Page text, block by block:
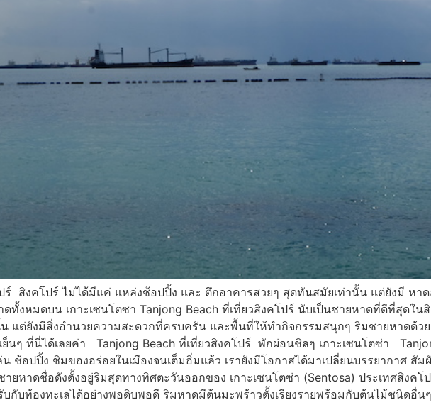
ร์ สิงคโปร์ ไม่ได้มีแค่ แหล่งช้อปปิ้ง และ ตึกอาคารสวยๆ สุดทันสมัยเท่านั้น แต่ยังมี หา
ทั้งหมดบน เกาะเซนโตซา Tanjong Beach ที่เที่ยวสิงคโปร์ นับเป็นชายหาดที่ดีที่สุดใ
แต่ยังมีสิ่งอำนวยความสะดวกที่ครบครัน และพื้นที่ให้ทำกิจกรรมสนุกๆ ริมชายหาดด้ว
ย็นๆ ที่นี่ได้เลยค่า Tanjong Beach ที่เที่ยวสิงคโปร์ พักผ่อนชิลๆ เกาะเซนโตซ่า
น ช้อปปิ้ง ชิมของอร่อยในเมืองจนเต็มอิ่มแล้ว เรายังมีโอกาสได้มาเปลี่ยนบรรยากาศ สั
ายหาดชื่อดังตั้งอยู่ริมสุดทางทิศตะวันออกของ เกาะเซนโตซ่า (Sentosa) ประเทศสิงค
บกับท้องทะเลได้อย่างพอดิบพอดี ริมหาดมีต้นมะพร้าวตั้งเรียงรายพร้อมกับต้นไม้ชนิดอื่